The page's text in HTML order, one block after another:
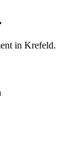
in Krefeld.